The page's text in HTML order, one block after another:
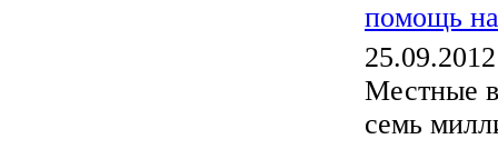
помощь
25.09.2012
Местные
семь